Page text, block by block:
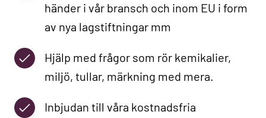
händer i vår bransch och inom EU i form
av nya lagstiftningar mm
Hjälp med frågor som rör kemikalier,
miljö, tullar, märkning med mera.
Inbjudan till våra kostnadsfria